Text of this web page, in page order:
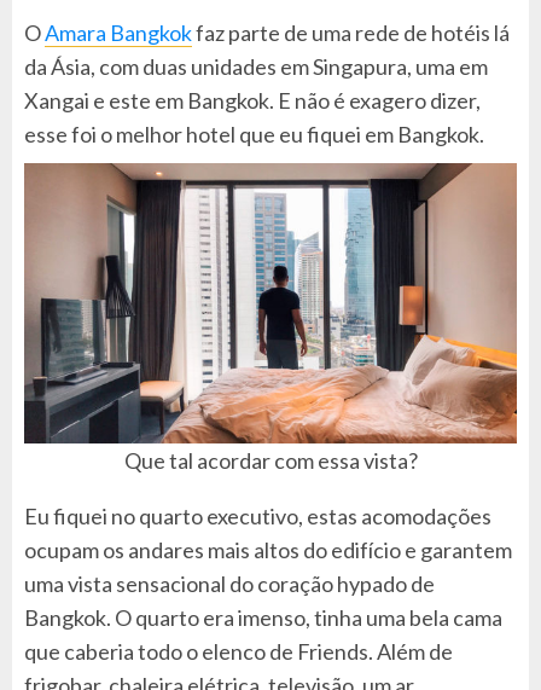
OAmara Bangkokfaz parte de uma rede de hotéis lá
da Ásia, com duas unidades em Singapura, uma em
Xangai e este em Bangkok. E não é exagero dizer,
esse foi o melhor hotel que eu fiquei em Bangkok.
Que tal acordar com essa vista?
Eu fiquei no quarto executivo, estas acomodações
ocupam os andares mais altos do edifício e garantem
uma vista sensacional do coração hypado de
Bangkok. O quarto era imenso, tinha uma bela cama
que caberia todo o elenco de Friends. Além de